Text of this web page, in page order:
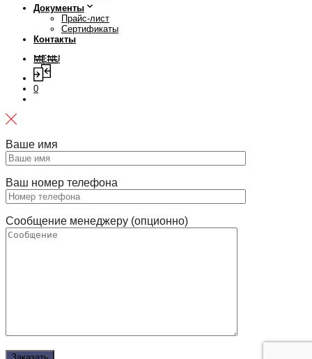
Документы
Прайс-лист
Сертификаты
Контакты
MENU
0
Ваше имя
Ваш номер телефона
Сообщение менеджеру (опционно)